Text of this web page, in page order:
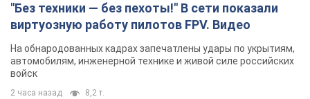
"Без техники — без пехоты!" В сети показали
виртуозную работу пилотов FPV. Видео
На обнародованных кадрах запечатлены удары по укрытиям,
автомобилям, инженерной технике и живой силе российских
войск
2 часа назад 8,2 т.